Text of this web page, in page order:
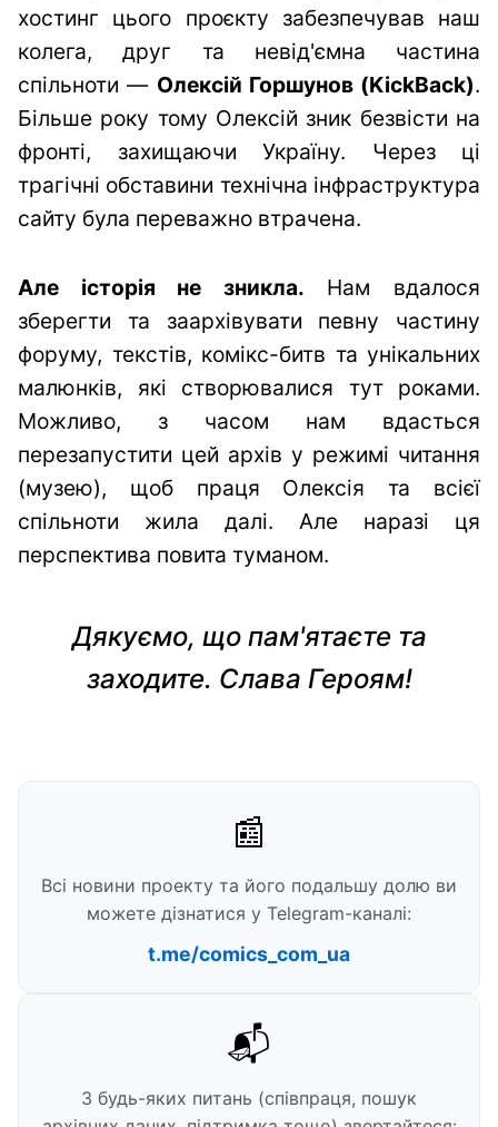
хостинг цього проєкту забезпечував наш
колега, друг та невід'ємна частина
спільноти — Олексій Горшунов (KickBack).
Більше року тому Олексій зник безвісти на
фронті, захищаючи Україну. Через ці
трагічні обставини технічна інфраструктура
сайту була переважно втрачена.
Але історія не зникла. Нам вдалося
зберегти та заархівувати певну частину
форуму, текстів, комікс-битв та унікальних
малюнків, які створювалися тут роками.
Можливо, з часом нам вдасться
перезапустити цей архів у режимі читання
(музею), щоб праця Олексія та всієї
спільноти жила далі. Але наразі ця
перспектива повита туманом.
Дякуємо, що пам'ятаєте та
заходите. Слава Героям!
📰
Всі новини проекту та його подальшу долю ви
можете дізнатися у Telegram-каналі:
t.me/comics_com_ua
📬
З будь-яких питань (співпраця, пошук